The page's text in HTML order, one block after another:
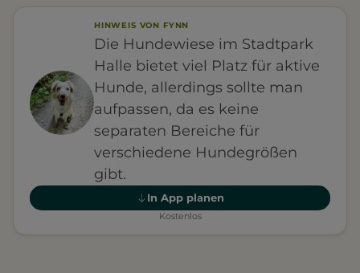
HINWEIS VON FYNN
Die Hundewiese im Stadtpark
Halle bietet viel Platz für aktive
Hunde, allerdings sollte man
aufpassen, da es keine
separaten Bereiche für
verschiedene Hundegrößen
gibt.
In App planen
Kostenlos